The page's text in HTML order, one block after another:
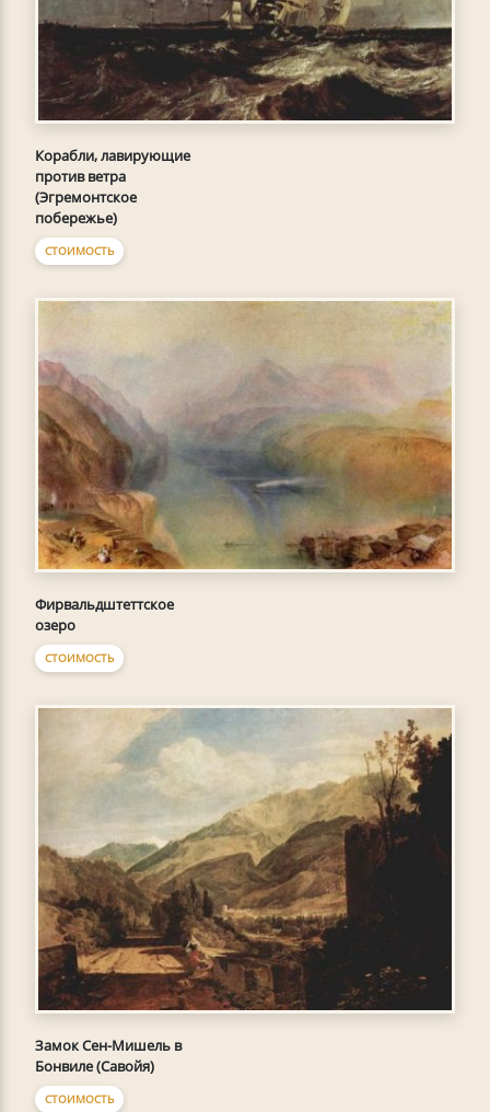
Корабли, лавирующие
против ветра
(Эгремонтское
побережье)
СТОИМОСТЬ
Фирвальдштеттское
озеро
СТОИМОСТЬ
Замок Сен-Мишель в
Бонвиле (Савойя)
СТОИМОСТЬ